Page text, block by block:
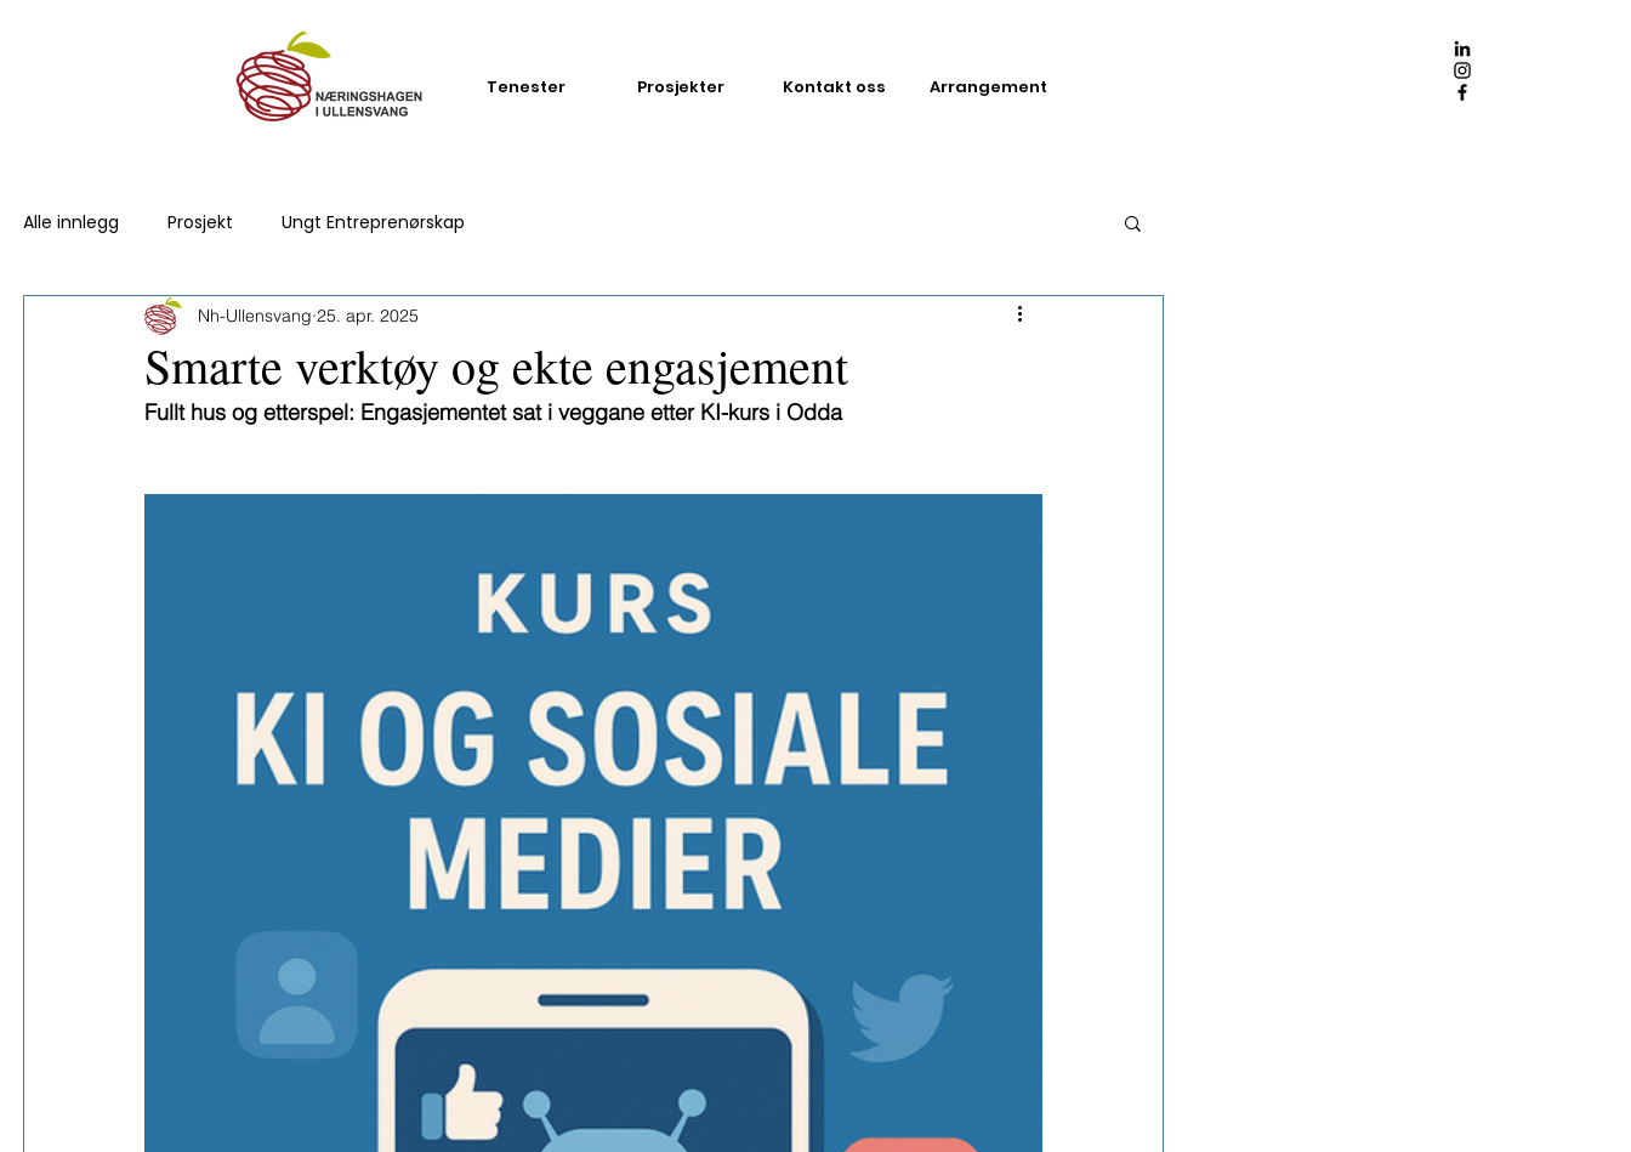
Tenester Prosjekter Kontakt oss Arrangement
Alle innlegg Prosjekt Ungt Entreprenørskap
Smarte verktøy og ekte engasjement
Nh-Ullensvang 25. apr. 2025
Fullt hus og etterspel: Engasjementet sat i veggane etter KI-kurs i Odda